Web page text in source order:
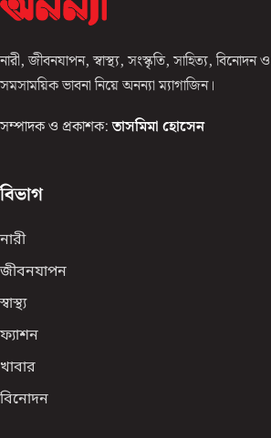
নারী, জীবনযাপন, স্বাস্থ্য, সংস্কৃতি, সাহিত্য, বিনোদন ও
সমসাময়িক ভাবনা নিয়ে অনন্যা ম্যাগাজিন।
সম্পাদক ও প্রকাশক: তাসমিমা হোসেন
বিভাগ
নারী
জীবনযাপন
স্বাস্থ্য
ফ্যাশন
খাবার
বিনোদন